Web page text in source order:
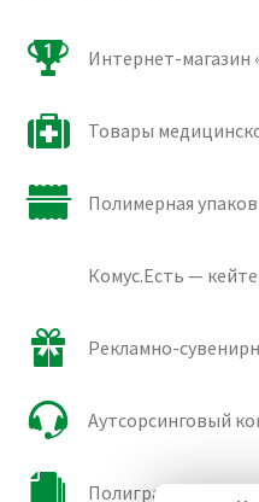
Интернет-магазин
Товары
Полимерная
Комус.Есть —
Рекламно-
Аутсорсинговый
Полиграфические